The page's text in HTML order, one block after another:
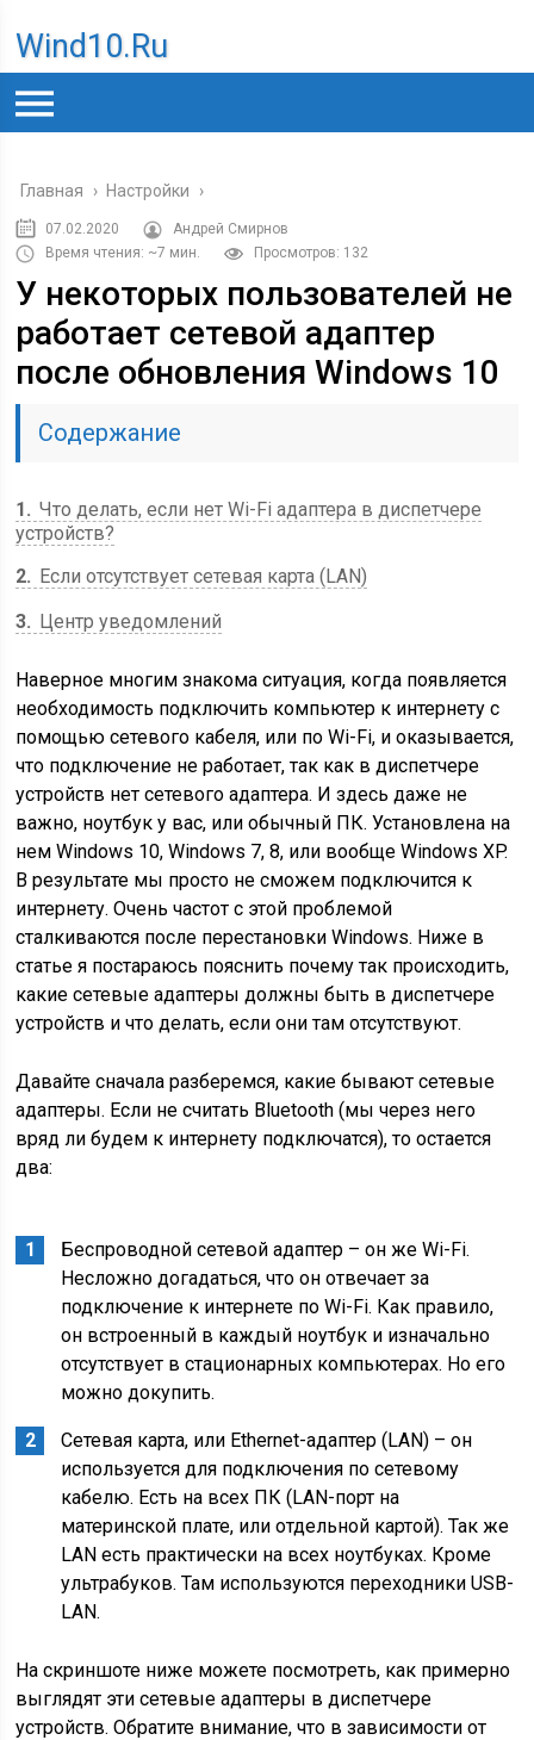
Wind10.ru
Главная › Настройки ›
07.02.2020
Андрей Смирнов
Время чтения: ~7 мин.
Просмотров: 132
У некоторых пользователей не
работает сетевой адаптер
после обновления Windows 10
Содержание
1
Что делать, если нет Wi-Fi адаптера в диспетчере
устройств?
2
Если отсутствует сетевая карта (LAN)
3
Центр уведомлений
Наверное многим знакома ситуация, когда появляется
необходимость подключить компьютер к интернету с
помощью сетевого кабеля, или по Wi-Fi, и оказывается,
что подключение не работает, так как в диспетчере
устройств нет сетевого адаптера. И здесь даже не
важно, ноутбук у вас, или обычный ПК. Установлена на
нем Windows 10, Windows 7, 8, или вообще Windows XP.
В результате мы просто не сможем подключится к
интернету. Очень частот с этой проблемой
сталкиваются после перестановки Windows. Ниже в
статье я постараюсь пояснить почему так происходить,
какие сетевые адаптеры должны быть в диспетчере
устройств и что делать, если они там отсутствуют.
Давайте сначала разберемся, какие бывают сетевые
адаптеры. Если не считать Bluetooth(мы через него
вряд ли будем к интернету подключатся), то остается
два:
Беспроводной сетевой адаптер – он же Wi-Fi.
Несложно догадаться, что он отвечает за
подключение к интернете по Wi-Fi. Как правило,
он встроенный в каждый ноутбук и изначально
отсутствует в стационарных компьютерах. Но его
можно докупить.
Сетевая карта, или Ethernet-адаптер (LAN) – он
используется для подключения по сетевому
кабелю. Есть на всех ПК (LAN-порт на
материнской плате, или отдельной картой). Так же
LAN есть практически на всех ноутбуках. Кроме
ультрабуков. Там используются переходники USB-
LAN.
На скриншоте ниже можете посмотреть, как примерно
выглядят эти сетевые адаптеры в диспетчере
устройств. Обратите внимание, что в зависимости от